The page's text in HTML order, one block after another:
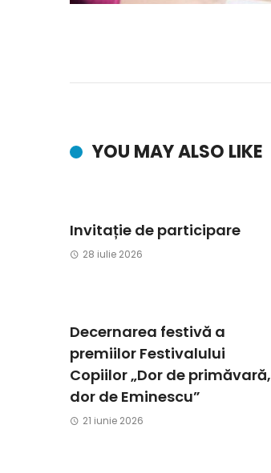
YOU MAY ALSO LIKE
Invitație de participare
28 iulie 2026
Decernarea festivă a
premiilor Festivalului
Copiilor „Dor de primăvară,
dor de Eminescu”
21 iunie 2026